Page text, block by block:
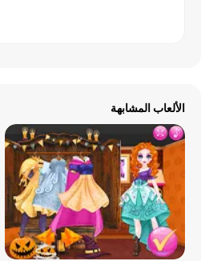
الألعاب المشابهة